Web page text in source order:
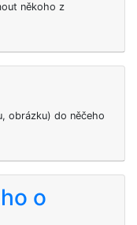
někoho z
obrázku) do něčeho
o